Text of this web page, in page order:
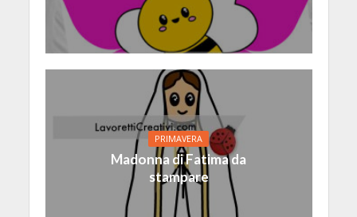
PRIMAVERA
Madonna di Fatima da
stampare